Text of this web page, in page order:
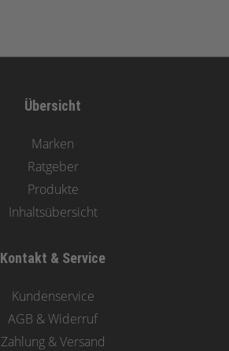
Übersicht
Marken
Ratgeber
Produkte
Inhaltsübersicht
Kontakt & Service
Kundenservice
AGB & Widerruf
Zahlung & Versand